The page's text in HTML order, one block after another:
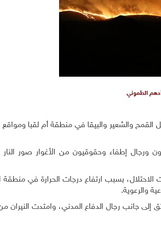
الطموني
الأراضي الرعوية ونحو 1200 دونم من محاصيل القمح والشعير والبيقا في منطقة أم
إطفاء وحقوقيون من الأغوار صور النار
بسبب ارتفاع درجات الحرارة في منطقة
والرعوية.
إلى جانب رجال الدفاع المدني، وامتدت النيران